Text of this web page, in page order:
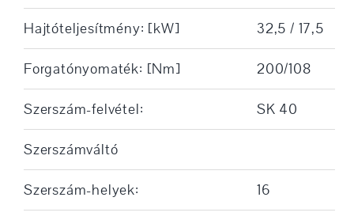
Hajtóteljesítmény: [kW] 32,5 / 17,5
Forgatónyomaték: [Nm] 200/108
Szerszám-felvétel: SK 40
Szerszámváltó
Szerszám-helyek: 16